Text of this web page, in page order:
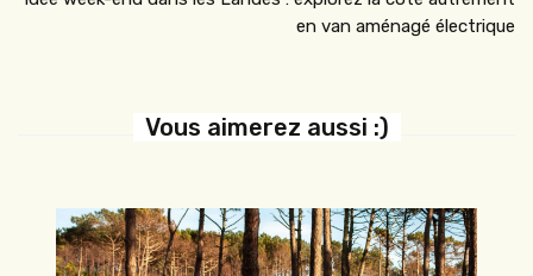
en van aménagé électrique
Vous aimerez aussi :)